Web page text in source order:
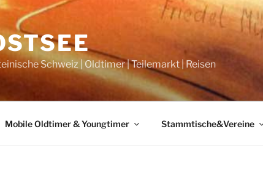
Schweiz | Oldtimer | Teilemarkt | Reisen
Mobile Oldtimer & Youngtimer Stammtische&Vereine